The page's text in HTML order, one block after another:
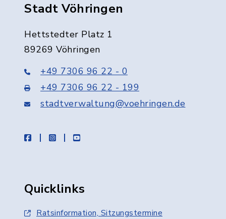
Stadt Vöhringen
Hettstedter Platz 1
89269 Vöhringen
+49 7306 96 22 - 0
+49 7306 96 22 - 199
stadtverwaltung@voehringen.de
facebookinstagramyoutube
Quicklinks
Ratsinformation, Sitzungstermine